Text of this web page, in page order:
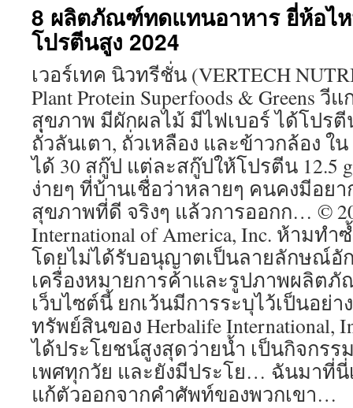
8 ผลิตภัณฑ์ทดแทนอาหาร ยี่ห้อไ
โปรตีนสูง 2024
เวอร์เทค นิวทรีชั่น (VERTECH
Plant Protein Superfoods & Greens
สุขภาพ มีผักผลไม้ มีไฟเบอร์ ได้โปร
ถั่วลันเตา, ถั่วเหลือง และข้าวกล้อง ใ
ได้ 30 สกู๊ป แต่ละสกู๊ปให้โปรตีน 12.5
ง่ายๆ ที่บ้านเชื่อว่าหลายๆ คนคงมีอย
สุขภาพที่ดี จริงๆ แล้วการออกก… ©
International of America, Inc. ห้ามท
โดยไม่ได้รับอนุญาตเป็นลายลักษณ์อั
เครื่องหมายการค้าและรูปภาพผลิต
เว็บไซต์นี้ ยกเว้นมีการระบุไว้เป็นอย่
ทรัพย์สินของ Herbalife International,
ได้ประโยชน์สูงสุดว่ายน้ำ เป็นกิจกร
เพศทุกวัย และยังมีประโย… ฉันมาที่
แก้ตัวออกจากคำศัพท์ของพวกเขา…